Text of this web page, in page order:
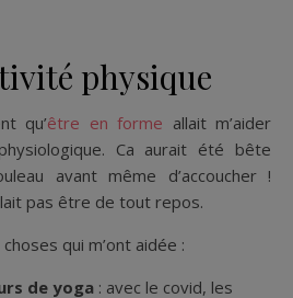
physique
qu’être en forme allait m’aider
Ca aurait été bête
avant même d’accoucher !
pas être de tout repos.
qui m’ont aidée :
de yoga : avec le covid, les